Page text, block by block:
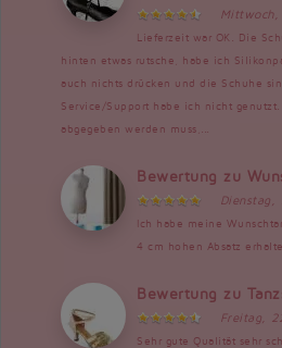
Lieferzeit war OK. Die
hinten etwas rutsche, habe ich
auch nichts drücken und die Schuhe
Service/Support habe ich nicht
abgegeben werden muss,...
Bewertung zu
Ich habe meine
4 cm hohen Absatz
Bewertung zu
Freitag,
Sehr gute Qualität sehr